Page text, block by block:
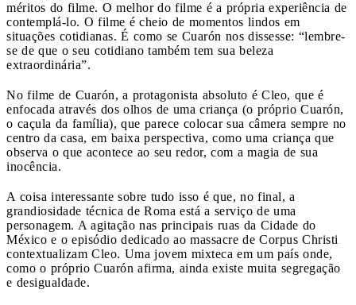
méritos do filme. O melhor do filme é a própria experiência de
contemplá-lo. O filme é cheio de momentos lindos em
situações cotidianas. É como se Cuarón nos dissesse: “lembre-
se de que o seu cotidiano também tem sua beleza
extraordinária”.
No filme de Cuarón, a protagonista absoluto é Cleo, que é
enfocada através dos olhos de uma criança (o próprio Cuarón,
o caçula da família), que parece colocar sua câmera sempre no
centro da casa, em baixa perspectiva, como uma criança que
observa o que acontece ao seu redor, com a magia de sua
inocência.
A coisa interessante sobre tudo isso é que, no final, a
grandiosidade técnica de Roma está a serviço de uma
personagem. A agitação nas principais ruas da Cidade do
México e o episódio dedicado ao massacre de Corpus Christi
contextualizam Cleo. Uma jovem mixteca em um país onde,
como o próprio Cuarón afirma, ainda existe muita segregação
e desigualdade.